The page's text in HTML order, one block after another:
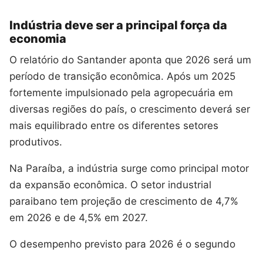
Indústria deve ser a principal força da
economia
O relatório do Santander aponta que 2026 será um
período de transição econômica. Após um 2025
fortemente impulsionado pela agropecuária em
diversas regiões do país, o crescimento deverá ser
mais equilibrado entre os diferentes setores
produtivos.
Na Paraíba, a indústria surge como principal motor
da expansão econômica. O setor industrial
paraibano tem projeção de crescimento de 4,7%
em 2026 e de 4,5% em 2027.
O desempenho previsto para 2026 é o segundo